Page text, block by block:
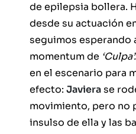
de epilepsia bollera.
desde su actuación
seguimos esperando
momentum de ‘Culpa’.
en el escenario para
efecto: Javierase
movimiento, pero no
insulso de ella y las